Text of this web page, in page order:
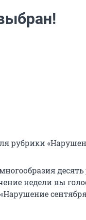
рубрики
десять
недели вы